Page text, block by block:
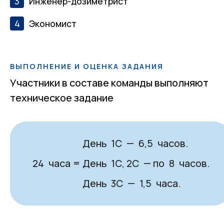
Экономист
ВЫПОЛНЕНИЕ И ОЦЕНКА ЗАДАНИЯ
Участники в составе команды выполняют
техническое задание
24 часа =
День 1С — 6,5 часов.
День 1С, 2С — по 8 часов.
День 3С — 1,5 часа.